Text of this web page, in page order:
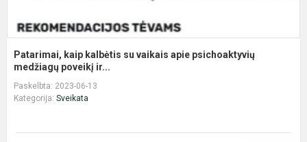
Patarimai, kaip kalbėtis su vaikais apie psichoaktyvių
medžiagų poveikį ir...
Paskelbta: 2023-06-13
Kategorija: Sveikata